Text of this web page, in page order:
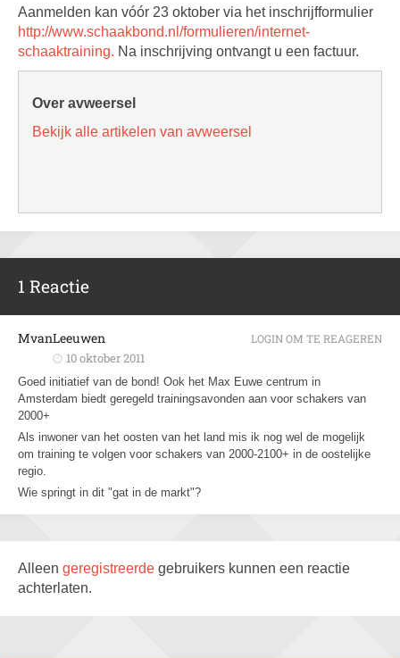
Aanmelden kan vóór 23 oktober via het inschrijfformulier
http://www.schaakbond.nl/formulieren/internet-
schaaktraining. Na inschrijving ontvangt u een factuur.
Over avweersel
Bekijk alle artikelen van avweersel
1 Reactie
MvanLeeuwen
10 oktober 2011
Goed initiatief van de bond! Ook het Max Euwe centrum in
Amsterdam biedt geregeld trainingsavonden aan voor schakers van
2000+
Als inwoner van het oosten van het land mis ik nog wel de mogelijk
om training te volgen voor schakers van 2000-2100+ in de oostelijke
regio.
Wie springt in dit "gat in de markt"?
LOGIN OM TE REAGEREN
Alleen geregistreerde gebruikers kunnen een reactie
achterlaten.